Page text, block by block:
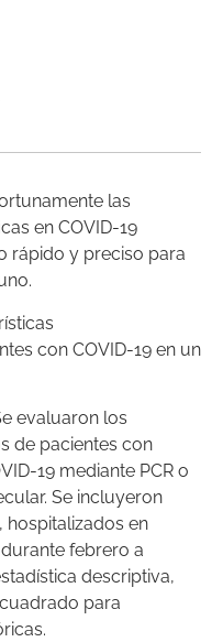
las
en COVID-19
rápido y preciso para
con COVID-19 en un
evaluaron los
de pacientes con
19 mediante PCR o
Se incluyeron
hospitalizados en
febrero a
descriptiva,
para